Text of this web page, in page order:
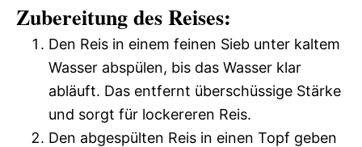
Zubereitung des Reises:
Den Reis in einem feinen Sieb unter kaltem
Wasser abspülen, bis das Wasser klar
abläuft. Das entfernt überschüssige Stärke
und sorgt für lockereren Reis.
Den abgespülten Reis in einen Topf geben